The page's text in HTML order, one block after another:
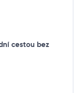
cestou bez